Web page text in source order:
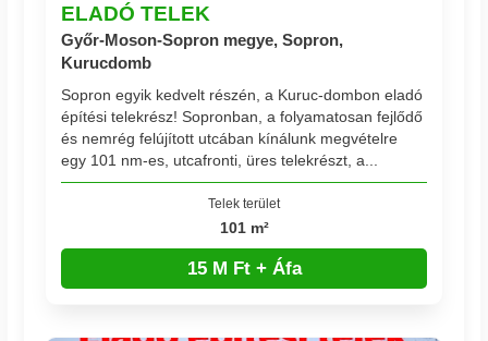
ELADÓ TELEK
Győr-Moson-Sopron megye, Sopron,
Kurucdomb
Sopron egyik kedvelt részén, a Kuruc-dombon eladó
építési telekrész! Sopronban, a folyamatosan fejlődő
és nemrég felújított utcában kínálunk megvételre
egy 101 nm-es, utcafronti, üres telekrészt, a...
Telek terület
101 m²
15 M Ft + Áfa